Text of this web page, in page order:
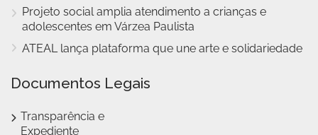
Projeto social amplia atendimento a crianças e
adolescentes em Várzea Paulista
ATEAL lança plataforma que une arte e solidariedade
Documentos Legais
Transparência e
Expediente